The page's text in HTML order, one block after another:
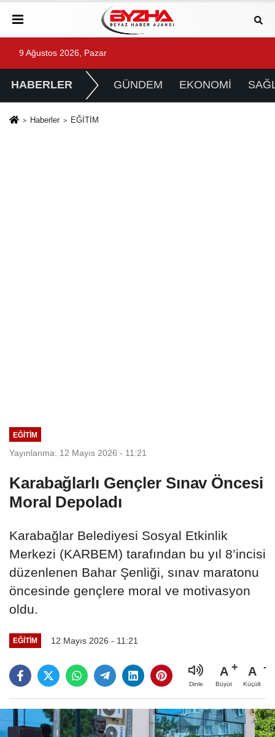
9 Ağustos 2026, Pazar
HABERLER GÜNDEM EKONOMİ
Haberler EĞİTİM
EĞİTİM
Yayınlanma: 12 Mayıs 2026 - 11:21
Karabağlarlı Gençler Sınav Öncesi
Moral Depoladı
Karabağlar Belediyesi Sosyal Etkinlik
Merkezi (KARBEM) tarafından bu yıl 8’incisi
düzenlenen Bahar Şenliği, sınav maratonu
öncesinde gençlere moral ve motivasyon
oldu.
EĞİTİM 12 Mayıs 2026 - 11:21
Dinle
A
Büyüt
A
Küçült